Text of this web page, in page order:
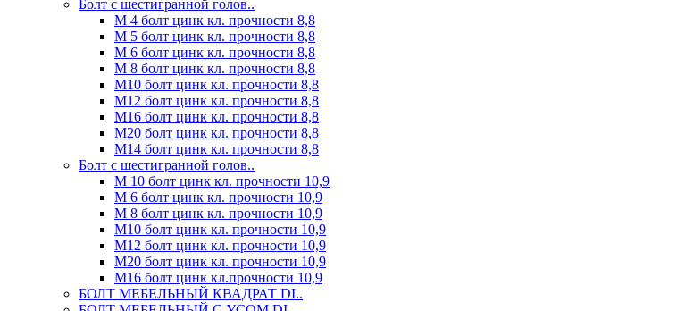
Болт с шестигранной голов..
М 4 болт цинк кл. прочности 8,8
М 5 болт цинк кл. прочности 8,8
М 6 болт цинк кл. прочности 8,8
М 8 болт цинк кл. прочности 8,8
М10 болт цинк кл. прочности 8,8
М12 болт цинк кл. прочности 8,8
М16 болт цинк кл. прочности 8,8
М20 болт цинк кл. прочности 8,8
М14 болт цинк кл. прочности 8,8
Болт с шестигранной голов..
М 10 болт цинк кл. прочности 10,9
М 6 болт цинк кл. прочности 10,9
М 8 болт цинк кл. прочности 10,9
М10 болт цинк кл. прочности 10,9
М12 болт цинк кл. прочности 10,9
М20 болт цинк кл. прочности 10,9
М16 болт цинк кл.прочности 10,9
БОЛТ МЕБЕЛЬНЫЙ КВАДРАТ DI..